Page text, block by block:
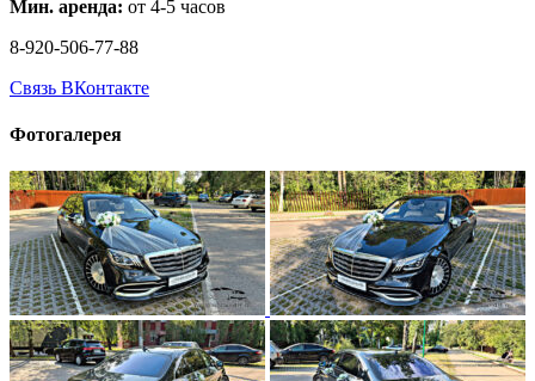
Мин. аренда: от 4-5 часов
8-920-506-77-88
Связь ВКонтакте
Фотогалерея